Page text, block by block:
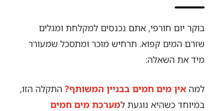
בוקר יום חורפי, אתם נכנסים למקלחת ומגלים
שזרם המים קפוא. תרחיש מוכר ומתסכל שמעורר
מיד את השאלה:
למה אין מים חמים בבניין המשותף?התקלה הזו,
במיוחד כשהיא נוגעת למערכת מים חמים